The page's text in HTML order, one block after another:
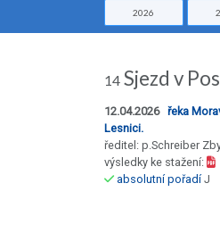
2026
14 Sjezd v
12.04.2026 řeka
Lesnici.
ředitel: p.Schreiber
výsledky ke stažení:
absolutní pořadíJ